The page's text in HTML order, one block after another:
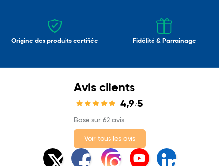
Origine des produits certifiée Fidélité & Parrainage
Avis clients
4,9/5
Basé sur 62 avis.
Voir tous les avis